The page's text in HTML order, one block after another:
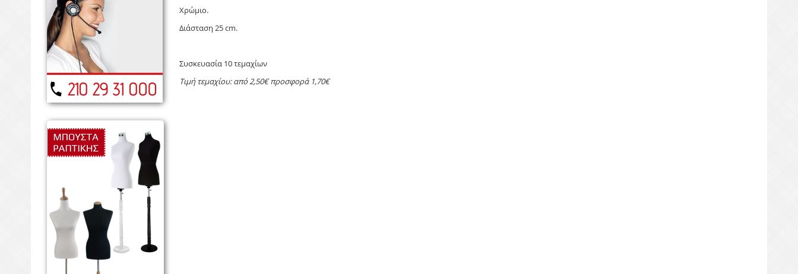
Χρώμιο.
Διάσταση 25 cm.
Συσκευασία 10 τεμαχίων
Τιμή τεμαχίου: από 2,50€ προσφορά 1,70€